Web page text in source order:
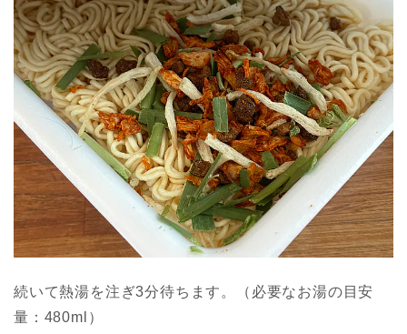
続いて熱湯を注ぎ3分待ちます。（必要なお湯の目安
量：480ml）